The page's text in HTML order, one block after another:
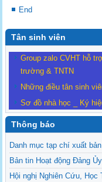
End
Tân sinh viên
Group zalo CVHT hỗ
trường & TNTN
Những điều tân sinh
Sơ đồ nhà học _ Ký
Thông báo
Danh mục tạp chí xuất
Bản tin Hoạt động Đảng
Hội nghị Nghiên Cứu,